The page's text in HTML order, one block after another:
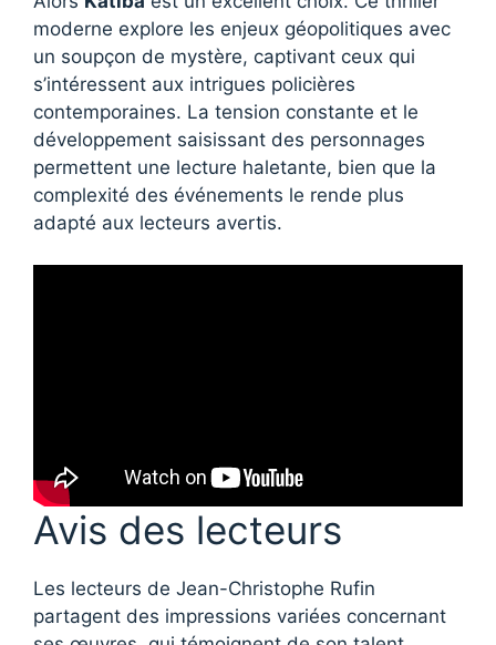
moderne explore les enjeux géopolitiques avec
un soupçon de mystère, captivant ceux qui
s’intéressent aux intrigues policières
contemporaines. La tension constante et le
développement saisissant des personnages
permettent une lecture haletante, bien que la
complexité des événements le rende plus
adapté aux lecteurs avertis.
Avis des lecteurs
Les lecteurs de Jean-Christophe Rufin
partagent des impressions variées concernant